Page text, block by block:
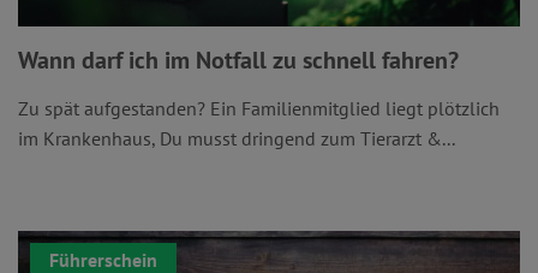
Wann darf ich im Notfall zu schnell fahren?
Zu spät aufgestanden? Ein Familienmitglied liegt plötzlich
im Krankenhaus, Du musst dringend zum Tierarzt &...
Führerschein